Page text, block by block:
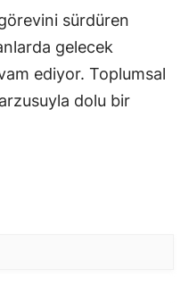
sürdüren
gelecek
ediyor. Toplumsal
dolu bir